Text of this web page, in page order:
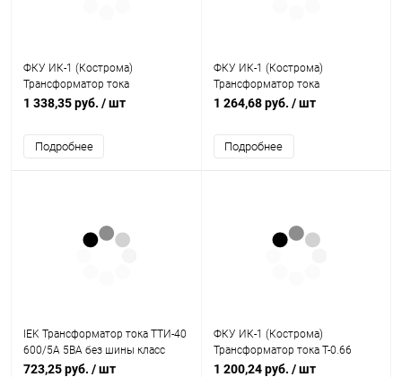
ФКУ ИК-1 (Кострома)
Трансформатор тока
измерительный Т-0,66 10 ВА 0,5
1 338,35 руб. / шт
Подробнее
ФКУ ИК-1 (Кострома)
Трансформатор тока
измерительный Т-0,66 5 ВА 0,5
1 264,68 руб. / шт
Подробнее
IEK Трансформатор тока ТТИ-40
600/5А 5ВА без шины класс
точности 0.5 (ITT30-2-05-0600)
723,25 руб. / шт
ФКУ ИК-1 (Кострома)
Трансформатор тока Т-0.66
100/5 с шиной класс точности
1 200,24 руб. / шт